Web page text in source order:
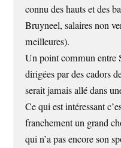
connu des hauts et des
Bruyneel, salaires non
meilleures).
Un point commun entre
dirigées par des cadors
serait jamais allé dans
Ce qui est intéressant
franchement un grand
qui n’a pas encore son